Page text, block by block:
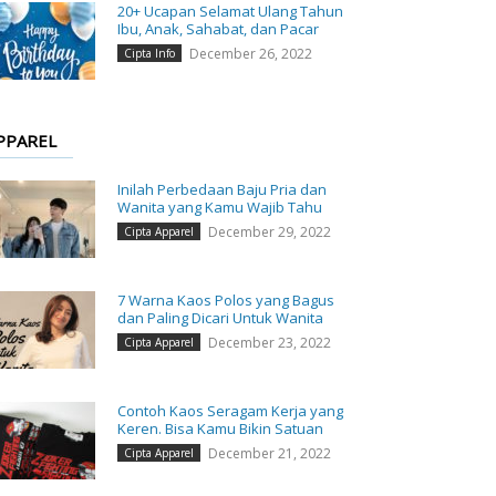
20+ Ucapan Selamat Ulang Tahun
Ibu, Anak, Sahabat, dan Pacar
Cipta Info December 26, 2022
Inilah Perbedaan Baju Pria dan
Wanita yang Kamu Wajib Tahu
Cipta Apparel December 29, 2022
7 Warna Kaos Polos yang Bagus
dan Paling Dicari Untuk Wanita
Cipta Apparel December 23, 2022
Contoh Kaos Seragam Kerja yang
Keren. Bisa Kamu Bikin Satuan
Cipta Apparel December 21, 2022